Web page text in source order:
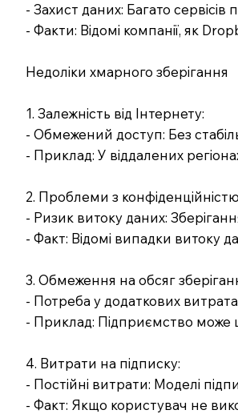
- Захист даних: Багато
- Факти: Відомі компанії, як
Недоліки хмарного зберігання
1. Залежність від Інтернету:
- Обмежений доступ: Без
- Приклад: У віддалених
2. Проблеми з
- Ризик витоку даних:
- Факт: Відомі випадки витоку
3. Обмеження на обсяг
- Потреба у додаткових
- Приклад: Підприємство може
4. Витрати на підписку:
- Постійні витрати: Моделі
- Факт: Якщо користувач не